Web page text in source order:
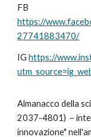
FB
https://
27741883470/
IGhttps://
Almanacco della
2037-4801) –
innovazione"